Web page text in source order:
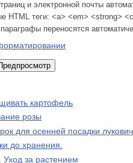
и электронной почты
HTML теги: <a> <em> <strong>
переносятся
картофель
розы
для осенней посадки
до хранения.
за растением